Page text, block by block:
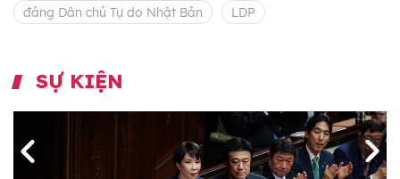
đảng Dân chủ Tự do Nhật Bản LDP
SỰ KIỆN